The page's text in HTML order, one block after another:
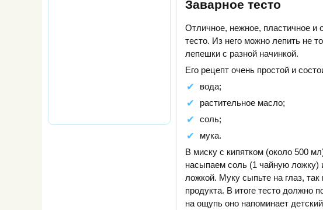
Заварное тесто
Отличное, нежное, пластичное и
тесто. Из него можно лепить не
лепешки с разной начинкой.
Его рецепт очень простой и
вода;
растительное масло;
соль;
мука.
В миску с кипятком (около 500
насыпаем соль (1 чайную ложку)
ложкой. Муку сыпьте на глаз, так
продукта. В итоге тесто должно
на ощупь оно напоминает